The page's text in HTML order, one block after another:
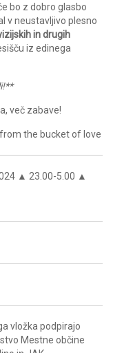
bo z dobro glasbo
v neustavljivo plesno
in drugih
iz edinega
več zabave!
the bucket of love
▲ 23.00-5.00 ▲
vložka podpirajo
Mestne občine